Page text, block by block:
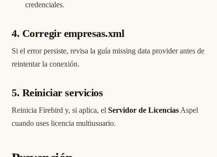
credenciales.
4. Corregir empresas.xml
Si el error persiste, revisa la guía missing data providerantes de
reintentar la conexión.
5. Reiniciar servicios
Reinicia Firebird y, si aplica, el Servidor de Licencias Aspel
cuando uses licencia multiusuario.